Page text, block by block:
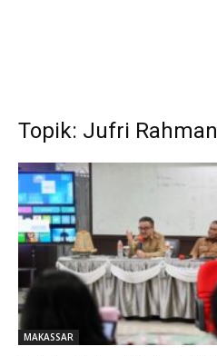
Topik: Jufri Rahman
MAKASSAR